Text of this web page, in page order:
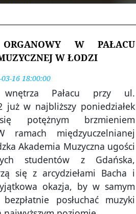
ORGANOWY W PAŁACU
W ŁODZI
16 18:00:00
wnętrza Pałacu przy ul.
już w najbliższy poniedziałek
potężnym brzmieniem
ramach międzyuczelnianej
Akademia Muzyczna ugości
studentów z Gdańska,
się z arcydziełami Bacha i
okazja, by w samym
posłuchać muzyki